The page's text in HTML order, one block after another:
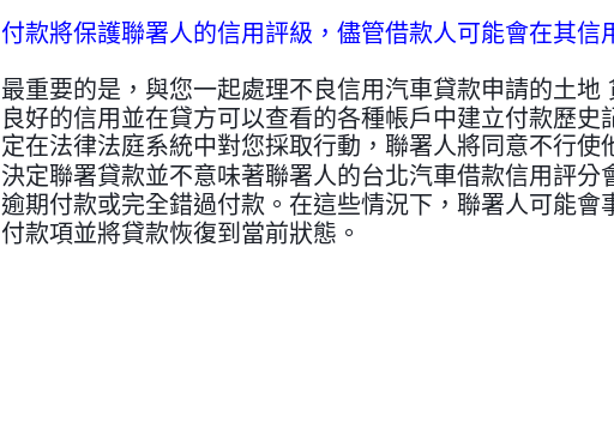
付款將保護聯署人的信用評級，儘管借款人可能會在其信
最重要的是，與您一起處理不良信用汽車貸款申請的土地
良好的信用並在貸方可以查看的各種帳戶中建立付款歷
定在法律法庭系統中對您採取行動，聯署人將同意不行使
決定聯署貸款並不意味著聯署人的台北汽車借款信用評分
逾期付款或完全錯過付款。在這些情況下，聯署人可能會
付款項並將貸款恢復到當前狀態。